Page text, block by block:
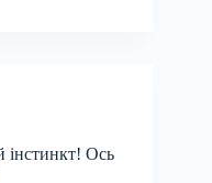
інстинкт! Ось